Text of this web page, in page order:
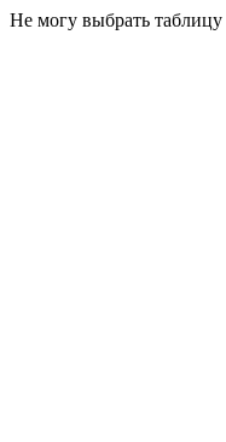
Не могу выбрать таблицу